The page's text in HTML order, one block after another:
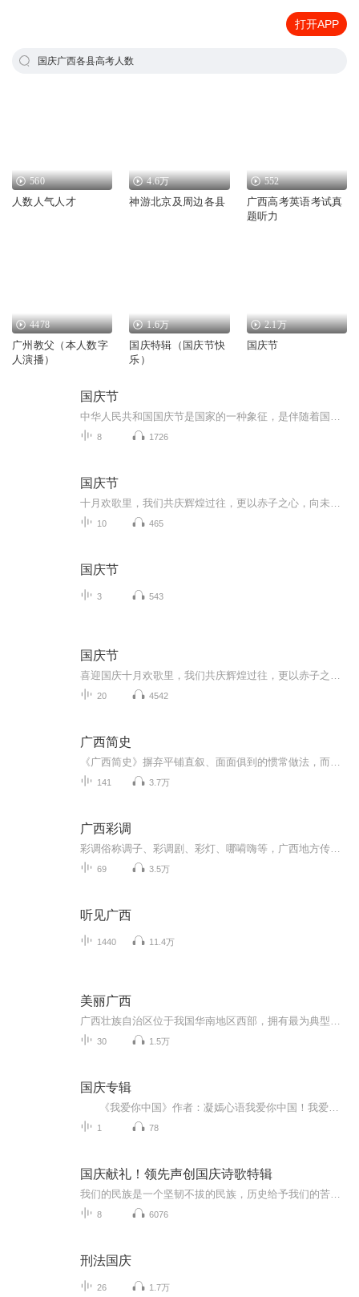
打开APP
国庆广西各县高考人数
560
人数人气人才
4.6万
神游北京及周边各县
552
广西高考英语考试真
题听力
4478
广州教父（本人数字
人演播）
1.6万
国庆特辑（国庆节快
乐）
2.1万
国庆节
国庆节
8 1726
国庆节
10 465
国庆节
3 543
国庆节
20 4542
广西简史
141 3.7万
广西彩调
69 3.5万
听见广西
1440 11.4万
美丽广西
30 1.5万
国庆专辑
1 78
国庆献礼！领先声创国庆诗歌特辑
8 6076
刑法国庆
26 1.7万